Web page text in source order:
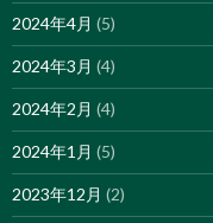
2024年4月 (5)
2024年3月 (4)
2024年2月 (4)
2024年1月 (5)
2023年12月 (2)